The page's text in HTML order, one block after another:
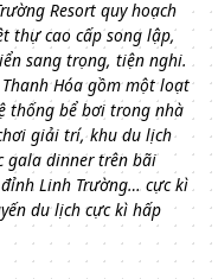
Resort quy hoạch
thự cao cấp song lập,
sang trọng, tiện nghi.
Hóa gồm một loạt
thống bể bơi trong nhà
giải trí, khu du lịch
gala dinner trên bãi
Linh Trường… cực kì
du lịch cực kì hấp